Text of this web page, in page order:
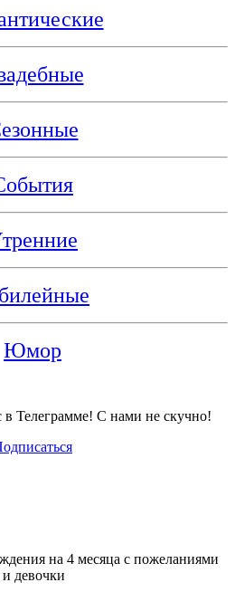
Юмор
в Телеграмме! С нами не скучно!
на 4 месяца с пожеланиями
девочки